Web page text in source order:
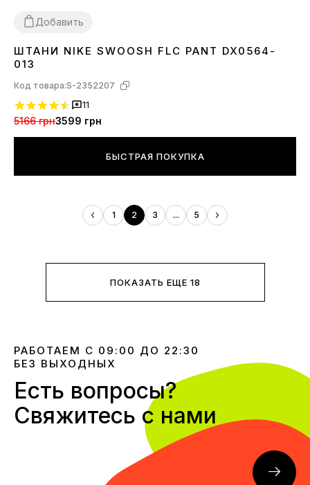
Добавить
SMLXL
ШТАНИ NIKE SWOOSH FLC PANT DX0564-
013
Код товара:S-2352207
11
5166 грн3599 грн
БЫСТРАЯ ПОКУПКА
1 2 3 ... 5
ПОКАЗАТЬ ЕЩЕ 18
РАБОТАЕМ С 09:00 ДО 22:30
БЕЗ ВЫХОДНЫХ
Есть вопросы?
Свяжитесь с нами